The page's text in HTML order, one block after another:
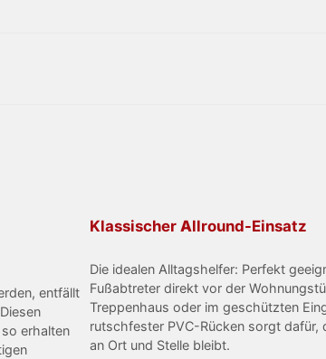
entfällt
erhalten
Klassischer Allround-Einsatz
Die idealen Alltagshelfer: Perfekt
Fußabtreter direkt vor der
Treppenhaus oder im geschützten
rutschfester PVC-Rücken sorgt dafür,
an Ort und Stelle bleibt.